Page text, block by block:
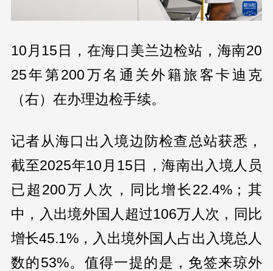
10月15日，在海口美兰边检站，海南20
25年第200万名通关外籍旅客卡迪克
（右）在办理边检手续。
记者从海口出入境边防检查总站获悉，
截至2025年10月15日，海南出入境人员
已超200万人次，同比增长22.4%；其
中，入出境外国人超过106万人次，同比
增长45.1%，入出境外国人占出入境总人
数的53%。值得一提的是，免签来琼外